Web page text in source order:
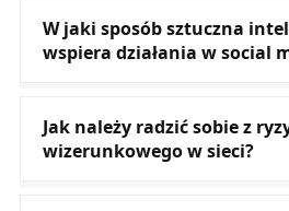
W jaki sposób sztuczna
wspiera działania w social
Jak należy radzić sobie z
wizerunkowego w sieci?